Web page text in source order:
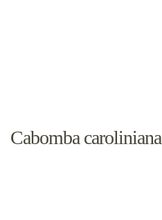
Cabomba caroliniana